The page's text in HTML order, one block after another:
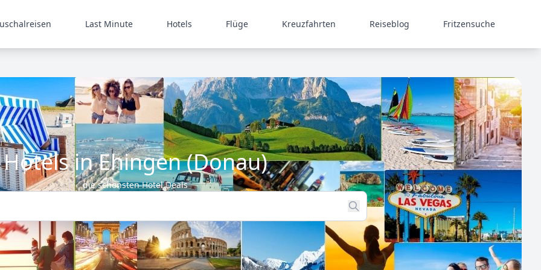
Last Minute Hotels Flüge Kreuzfahrten Reiseblog Fritzensuche
Hotels in Ehingen (Donau)
die schönsten Hotel Deals